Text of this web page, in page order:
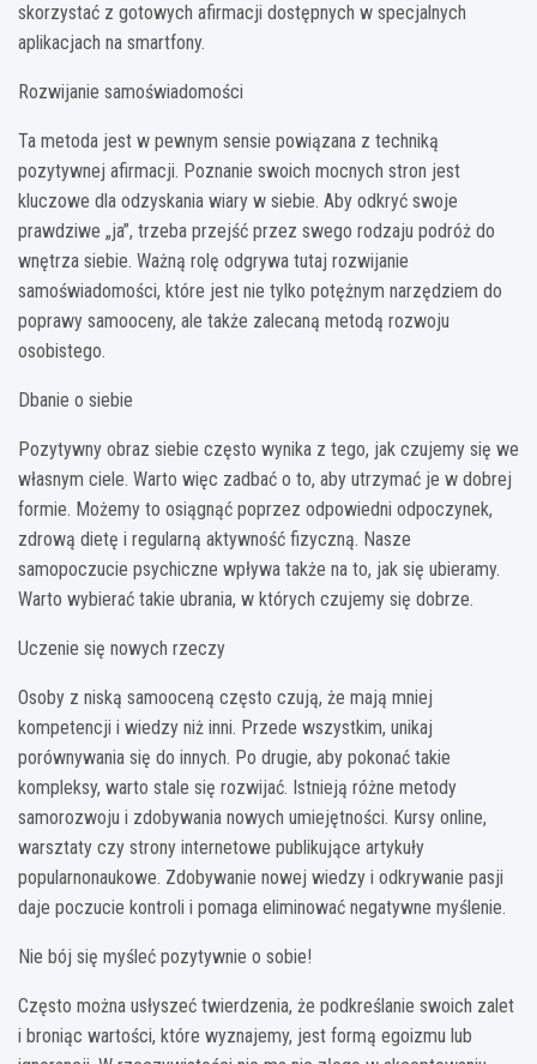
skorzystać z gotowych afirmacji dostępnych w specjalnych
aplikacjach na smartfony.
Rozwijanie samoświadomości
Ta metoda jest w pewnym sensie powiązana z techniką
pozytywnej afirmacji. Poznanie swoich mocnych stron jest
kluczowe dla odzyskania wiary w siebie. Aby odkryć swoje
prawdziwe „ja”, trzeba przejść przez swego rodzaju podróż do
wnętrza siebie. Ważną rolę odgrywa tutaj rozwijanie
samoświadomości, które jest nie tylko potężnym narzędziem do
poprawy samooceny, ale także zalecaną metodą rozwoju
osobistego.
Dbanie o siebie
Pozytywny obraz siebie często wynika z tego, jak czujemy się we
własnym ciele. Warto więc zadbać o to, aby utrzymać je w dobrej
formie. Możemy to osiągnąć poprzez odpowiedni odpoczynek,
zdrową dietę i regularną aktywność fizyczną. Nasze
samopoczucie psychiczne wpływa także na to, jak się ubieramy.
Warto wybierać takie ubrania, w których czujemy się dobrze.
Uczenie się nowych rzeczy
Osoby z niską samooceną często czują, że mają mniej
kompetencji i wiedzy niż inni. Przede wszystkim, unikaj
porównywania się do innych. Po drugie, aby pokonać takie
kompleksy, warto stale się rozwijać. Istnieją różne metody
samorozwoju i zdobywania nowych umiejętności. Kursy online,
warsztaty czy strony internetowe publikujące artykuły
popularnonaukowe. Zdobywanie nowej wiedzy i odkrywanie pasji
daje poczucie kontroli i pomaga eliminować negatywne myślenie.
Nie bój się myśleć pozytywnie o sobie!
Często można usłyszeć twierdzenia, że podkreślanie swoich zalet
i broniąc wartości, które wyznajemy, jest formą egoizmu lub